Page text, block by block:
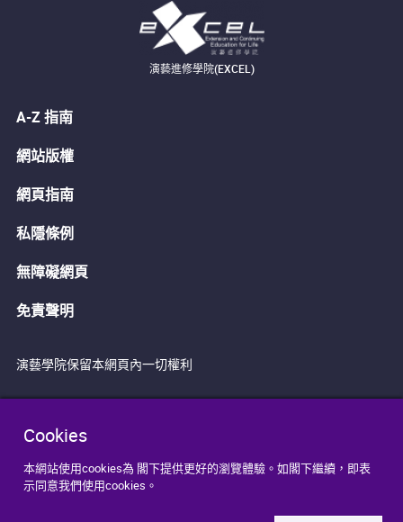
Cookies
本網站使用cookies為 閣下提供更好的瀏覽體驗。如閣下繼續，即表
示同意我們使用cookies。
演藝進修學院(EXCEL)
A-Z 指南
網站版權
網頁指南
私隱條例
無障礙網頁
免責聲明
演藝學院保留本網頁內一切權利